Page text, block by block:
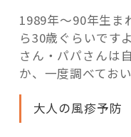
1989年～90年生ま
ら30歳ぐらいです
さん・パパさんは
か、一度調べてお
大人の風疹予防